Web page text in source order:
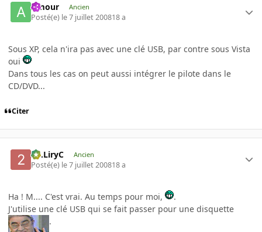
Amour Ancien
Posté(e) le 7 juillet 200818 a
Sous XP, cela n'ira pas avec une clé USB, par contre sous Vista
oui
Dans tous les cas on peut aussi intégrer le pilote dans le
CD/DVD...
Citer
2C.LiryC Ancien
Posté(e) le 7 juillet 200818 a
Ha ! M.... C'est vrai. Au temps pour moi,
.
J'utilise une clé USB qui se fait passer pour une disquette
.